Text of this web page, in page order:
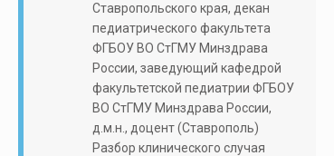
Ставропольского края, декан
педиатрического факультета
ФГБОУ ВО СтГМУ Минздрава
России, заведующий кафедрой
факультетской педиатрии ФГБОУ
ВО СтГМУ Минздрава России,
д.м.н., доцент (Ставрополь)
Разбор клинического случая